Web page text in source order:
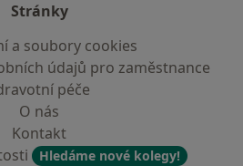
Stránky
a soubory cookies
údajů pro zaměstnance
péče
O nás
Kontakt
Hledáme nové kolegy!